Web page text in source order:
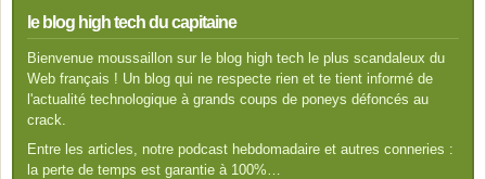
le blog high tech du capitaine
Bienvenue moussaillon sur le blog high tech le plus scandaleux du
Web français ! Un blog qui ne respecte rien et te tient informé de
l'actualité technologique à grands coups de poneys défoncés au
crack.
Entre les articles, notre podcast hebdomadaire et autres conneries :
la perte de temps est garantie à 100%…